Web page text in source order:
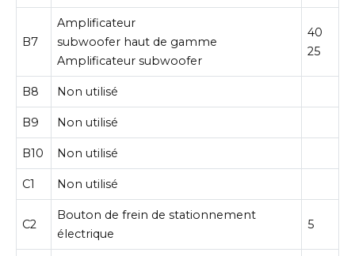
B7
Amplificateur
subwoofer haut de gamme
Amplificateur subwoofer
40
25
B8 Non utilisé
B9 Non utilisé
B10 Non utilisé
C1 Non utilisé
C2
Bouton de frein de stationnement
électrique
5